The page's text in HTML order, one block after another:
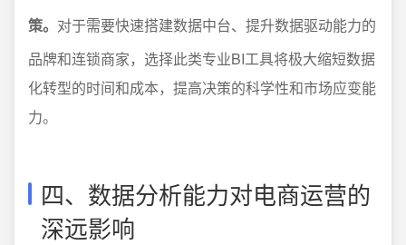
策。 对于需要快速搭建数据中台、提升数据驱动能力的
品牌和连锁商家，选择此类专业BI工具将极大缩短数据
化转型的时间和成本，提高决策的科学性和市场应变能
力。
四、数据分析能力对电商运营的
深远影响